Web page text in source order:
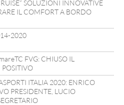
SOLUZIONI INNOVATIVE
IL COMFORT A BORDO
2020
FVG: CHIUSO IL
ITALIA 2020: ENRICO
PRESIDENTE, LUCIO